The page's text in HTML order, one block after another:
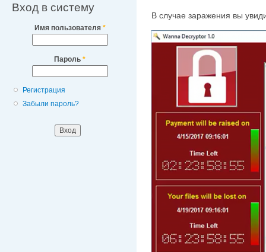
Вход в систему
Имя пользователя *
Пароль *
Регистрация
Забыли пароль?
В случае заражения вы